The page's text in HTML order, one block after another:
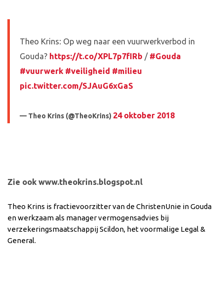
Theo Krins: Op weg naar een vuurwerkverbod in
Gouda? https://t.co/XPL7p7fIRb / #Gouda
#vuurwerk #veiligheid #milieu
pic.twitter.com/SJAuG6xGaS
— Theo Krins (@TheoKrins) 24 oktober 2018
Zie ook www.theokrins.blogspot.nl
Theo Krins is fractievoorzitter van de ChristenUnie in Gouda
en werkzaam als manager vermogensadvies bij
verzekeringsmaatschappij Scildon, het voormalige Legal &
General.